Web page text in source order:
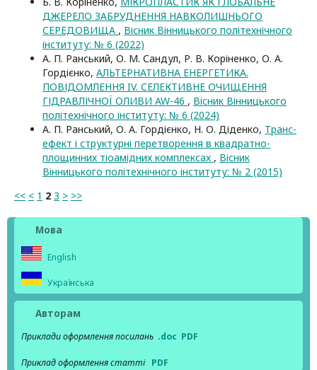
ДЖЕРЕЛО ЗАБРУДНЕННЯ НАВКОЛИШНЬОГО
СЕРЕДОВИЩА , Вісник Вінницького політехнічного
інституту: № 6 (2022)
А. П. Ранський, О. М. Сандул, Р. В. Коріненко, О. А.
Гордієнко, АЛЬТЕРНАТИВНА ЕНЕРГЕТИКА.
ПОВІДОМЛЕННЯ IV. СЕЛЕКТИВНЕ ОЧИЩЕННЯ
ГІДРАВЛІЧНОЇ ОЛИВИ AW-46 , Вісник Вінницького
політехнічного інституту: № 6 (2024)
А. П. Ранський, О. А. Гордієнко, Н. О. Діденко, Транс-
ефект і структурні перетворення в квадратно-
площинних тіоамідних комплексах , Вісник
Вінницького політехнічного інституту: № 2 (2015)
<< < 1 2 3 > >>
Мова
English
Українська
Авторам
Приклади оформлення посилань .doc PDF
Приклад оформлення статті PDF